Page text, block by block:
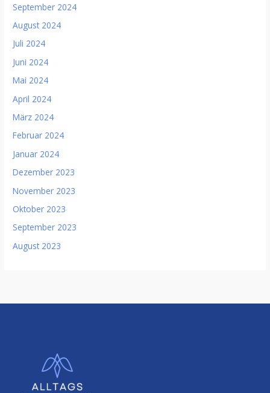
September 2024
August 2024
Juli 2024
Juni 2024
Mai 2024
April 2024
März 2024
Februar 2024
Januar 2024
Dezember 2023
November 2023
Oktober 2023
September 2023
August 2023